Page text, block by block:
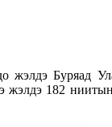
Буряад
182